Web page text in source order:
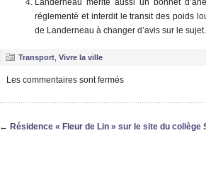
Landerneau mérite aussi un bonnet
réglementé et interdit le transit des poids
de Landerneau à changer d’avis sur le sujet.
Transport Vivre la ville
Les commentaires sont fermés
← Résidence « Fleur de Lin » sur le site du collège